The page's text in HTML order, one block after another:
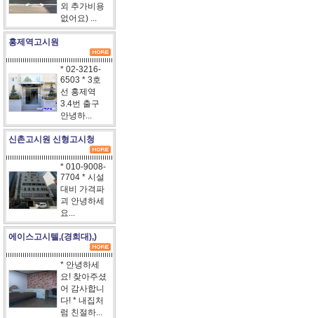
외 추가비용
없어요) ...
홍제역고시원
* 02-3216-
6503 * 3호
선 홍제역
3.4번 출구
안녕하...
신촌고시원 신형고시청
* 010-9008-
7704 * 시설
대비 가격파
괴 안녕하세
요...
에이스고시텔,(경희대),)
* 안녕하세
요! 찾아주셨
어 감사합니
다! * 내집처
럼 친절하...